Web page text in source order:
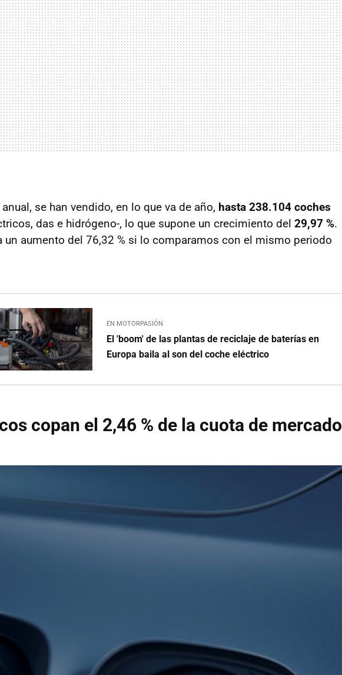
se han vendido, en lo que va de año, hasta 238.104 coches
das e hidrógeno-, lo que supone un crecimiento del 29,97 %.
un aumento del 76,32 % si lo comparamos con el mismo periodo
EN MOTORPASIÓN
El 'boom' de las plantas de reciclaje de baterías en
Europa baila al son del coche eléctrico
copan el 2,46 % de la cuota de mercado